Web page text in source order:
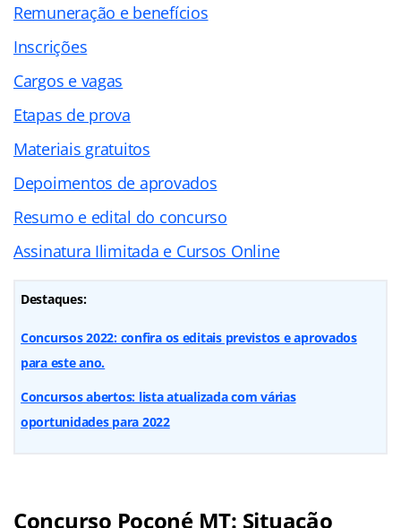
Remuneração e benefícios
Inscrições
Cargos e vagas
Etapas de prova
Materiais gratuitos
Depoimentos de aprovados
Resumo e edital do concurso
Assinatura Ilimitada e Cursos Online
Destaques:
Concursos 2022: confira os editais previstos e aprovados
para este ano.
Concursos abertos: lista atualizada com várias
oportunidades para 2022
Concurso Poconé MT: Situação